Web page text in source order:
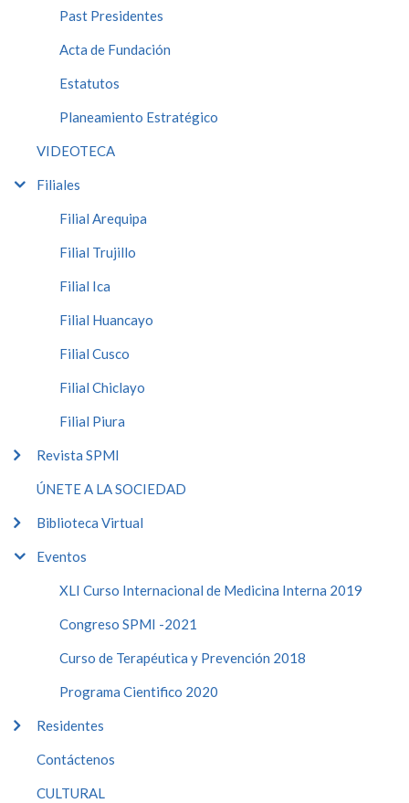
Past Presidentes
Acta de Fundación
Estatutos
Planeamiento Estratégico
VIDEOTECA
Filiales
Filial Arequipa
Filial Trujillo
Filial Ica
Filial Huancayo
Filial Cusco
Filial Chiclayo
Filial Piura
Revista SPMI
ÚNETE A LA SOCIEDAD
Biblioteca Virtual
Eventos
XLI Curso Internacional de Medicina Interna 2019
Congreso SPMI -2021
Curso de Terapéutica y Prevención 2018
Programa Cientifico 2020
Residentes
Contáctenos
CULTURAL